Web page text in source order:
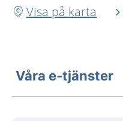
Visa på karta
Våra e-tjänster